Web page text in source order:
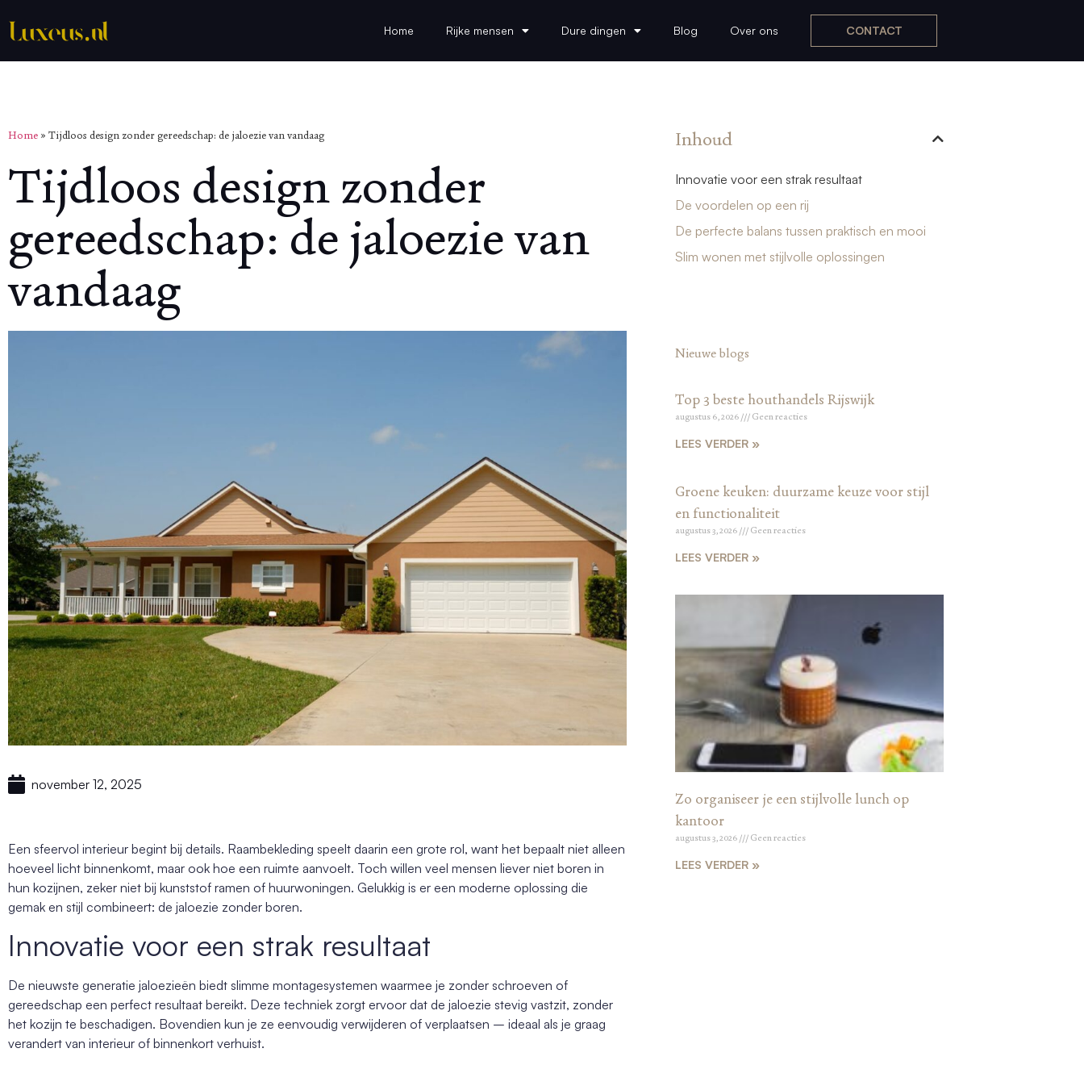
Home Rijke mensen Dure dingen Blog Over ons CONTACT
Home » Tijdloos design zonder gereedschap: de jaloezie van vandaag
Tijdloos design zonder
gereedschap: de jaloezie van
vandaag
november 12, 2025
Een sfeervol interieur begint bij details. Raambekleding speelt daarin een grote rol, want het bepaalt niet alleen
hoeveel licht binnenkomt, maar ook hoe een ruimte aanvoelt. Toch willen veel mensen liever niet boren in
hun kozijnen, zeker niet bij kunststof ramen of huurwoningen. Gelukkig is er een moderne oplossing die
gemak en stijl combineert: de jaloezie zonder boren.
Innovatie voor een strak resultaat
De nieuwste generatie jaloezieën biedt slimme montagesystemen waarmee je zonder schroeven of
gereedschap een perfect resultaat bereikt. Deze techniek zorgt ervoor dat de jaloezie stevig vastzit, zonder
het kozijn te beschadigen. Bovendien kun je ze eenvoudig verwijderen of verplaatsen – ideaal als je graag
verandert van interieur of binnenkort verhuist.
Inhoud
Innovatie voor een strak resultaat
De voordelen op een rij
De perfecte balans tussen praktisch en mooi
Slim wonen met stijlvolle oplossingen
Nieuwe blogs
Top 3 beste houthandels Rijswijk
augustus 6, 2026 Geen reacties
LEES VERDER »
Groene keuken: duurzame keuze voor stijl
en functionaliteit
augustus 3, 2026 Geen reacties
LEES VERDER »
Zo organiseer je een stijlvolle lunch op
kantoor
augustus 3, 2026 Geen reacties
LEES VERDER »